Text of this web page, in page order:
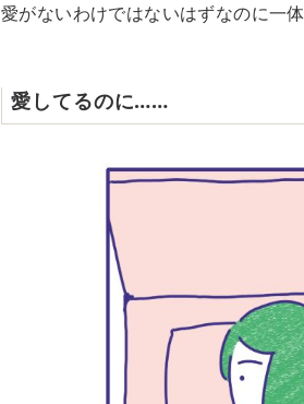
愛がないわけではないはずなのに一
愛してるのに……